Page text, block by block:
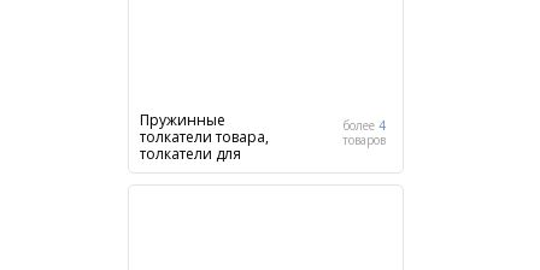
более 4
товаров
Пружинные
толкатели товара,
толкатели для
сигарет